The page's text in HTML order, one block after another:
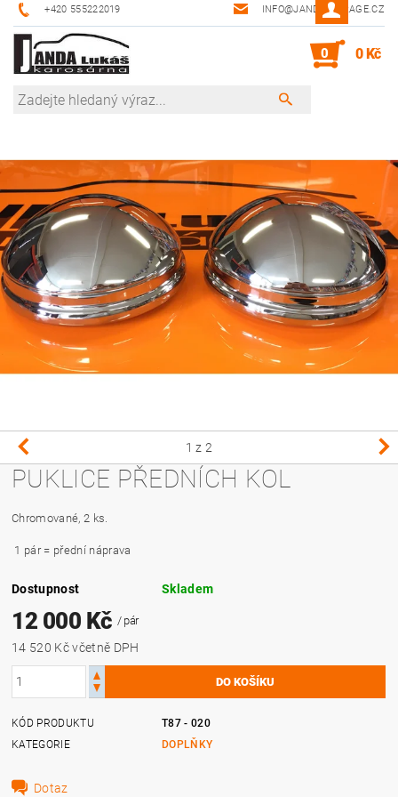
+420 555222019 INFO@JANDA-GARAGE.CZ
0 0 Kč
1 z 2
PUKLICE PŘEDNÍCH KOL
Chromované, 2 ks.
1 pár = přední náprava
Dostupnost Skladem
12 000 Kč/ pár
14 520 Kč včetně DPH
KÓD PRODUKTU
T87 - 020
KATEGORIE
DOPLŇKY
Dotaz